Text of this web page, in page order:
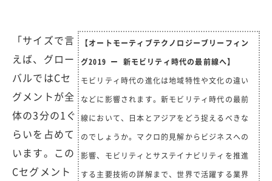
【オートモーティブテクノロジーブリーフィン
グ2019 ー 新モビリティ時代の最前線へ】
モビリティ時代の進化は地域特性や文化の違い
などに影響されます。新モビリティ時代の最前
線において、日本とアジアをどう捉えるべきな
のでしょうか。マクロ的見解からビジネスへの
影響、モビリティとサステイナビリティを推進
する主要技術の詳解まで、世界で活躍する業界
「サイズで言
えば、グロー
バルではCセ
グメントが全
体の3分の1ぐ
らいを占めて
います。この
Cセグメント